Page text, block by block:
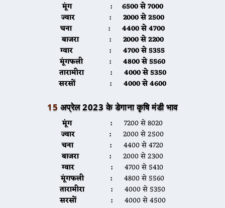
मूंग :
6500 से 7000
ज्वार :
2000 से 2500
चना :
4400 से 4700
बाजरा :
2000 से 2200
ग्वार :
4700 से 5355
मूंगफली :
4800 से 5560
तारामीरा :
4000 से 5350
सरसों :
4000 से 4600
15 अप्रेल 2023 के डेगाना कृषि मंडी भाव
मूंग :
7200 से 8020
ज्वार :
2000 से 2500
चना :
4400 से 4720
बाजरा :
2000 से 2300
ग्वार :
4700 से 5410
मूंगफली :
4800 से 5560
तारामीरा :
4000 से 5350
सरसों :
4000 से 4500